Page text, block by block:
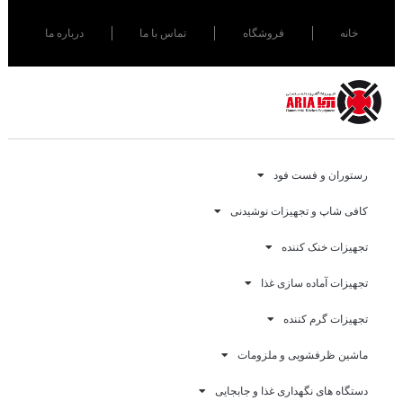
خانه فروشگاه تماس با ما درباره ما
رستوران و فست فود
کافی شاپ و تجهیزات نوشیدنی
تجهیزات خنک کننده
تجهیزات آماده سازی غذا
تجهیزات گرم کننده
ماشین ظرفشویی و ملزومات
دستگاه های نگهداری غذا و جابجایی